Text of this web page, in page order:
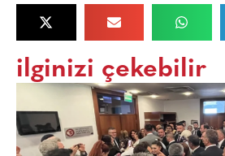
ilginizi çekebilir